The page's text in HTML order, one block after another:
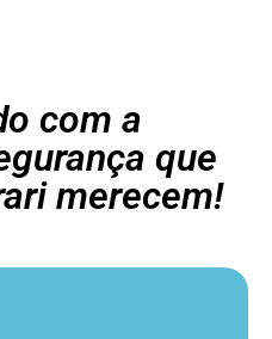
com a
que
merecem!